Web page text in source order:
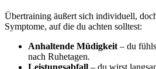
Übertraining äußert sich individuell,
Symptome, auf die du achten solltest:
Anhaltende Müdigkeit – du
nach Ruhetagen.